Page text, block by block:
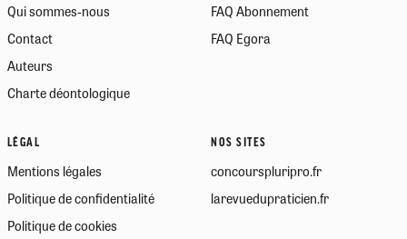
Qui sommes-nous
Contact
Auteurs
Charte déontologique
FAQ Abonnement
FAQ Egora
LÉGAL
Mentions légales
Politique de confidentialité
Politique de cookies
NOS SITES
concourspluripro.fr
larevuedupraticien.fr